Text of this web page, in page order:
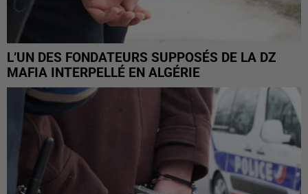
L’UN DES FONDATEURS SUPPOSÉS DE LA DZ
MAFIA INTERPELLÉ EN ALGÉRIE